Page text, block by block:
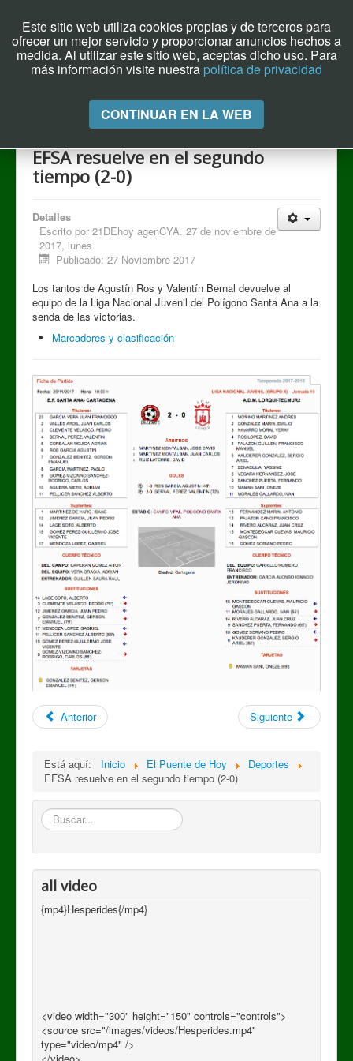
Archivo el Puente de Hoy
Cambiar
navegación
EFSA resuelve en el segundo
tiempo (2-0)
Detalles
Escrito por 21DEhoy agenCYA. 27 de noviembre de
2017, lunes
Publicado: 27 Noviembre 2017
Los tantos de Agustín Ros y Valentín Bernal devuelve al
equipo de la Liga Nacional Juvenil del Polígono Santa Ana a la
senda de las victorias.
Marcadores y clasificación
Anterior Siguiente
Está aquí: Inicio El Puente de Hoy
Deportes
EFSA resuelve en el segundo tiempo (2-0)
Buscar
all video
{mp4}Hesperides{/mp4}
<video width="300" height="150" controls="controls">
<source src="/images/videos/Hesperides.mp4"
type="video/mp4" />
</video>
Este sitio web utiliza cookies propias y de terceros para
ofrecer un mejor servicio y proporcionar anuncios hechos a
medida. Al utilizar este sitio web, aceptas dicho uso. Para
más información visite nuestra política de privacidad
CONTINUAR EN LA WEB